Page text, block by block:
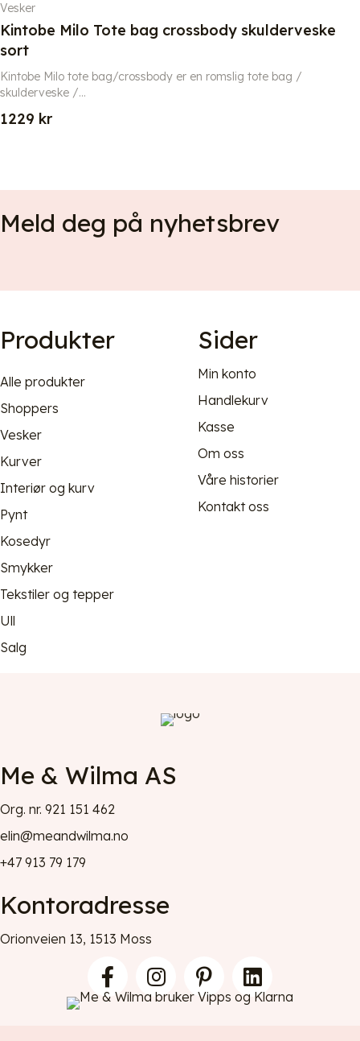
Vesker
Kintobe Milo Tote bag crossbody skulderveske
sort
Kintobe Milo tote bag/crossbody er en romslig tote bag /
skulderveske /...
1229 kr
Me & Wilma AS
Org. nr. 921 151 462
elin@meandwilma.no
+47 913 79 179
Kontoradresse
Orionveien 13, 1513 Moss
Sider
Min konto
Handlekurv
Kasse
Om oss
Våre historier
Kontakt oss
Produkter
Alle produkter
Shoppers
Vesker
Kurver
Interiør og kurv
Pynt
Kosedyr
Smykker
Tekstiler og tepper
Ull
Salg
Meld deg på nyhetsbrev